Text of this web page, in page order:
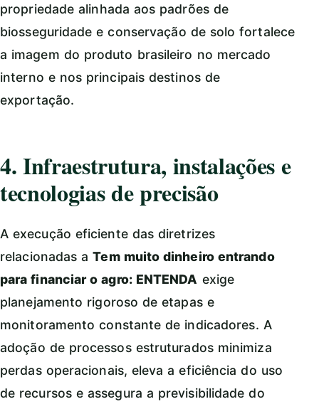
propriedade alinhada aos padrões de
biosseguridade e conservação de solo fortalece
a imagem do produto brasileiro no mercado
interno e nos principais destinos de
exportação.
4. Infraestrutura, instalações e
tecnologias de precisão
A execução eficiente das diretrizes
relacionadas aTem muito dinheiro entrando
para financiar o agro: ENTENDA exige
planejamento rigoroso de etapas e
monitoramento constante de indicadores. A
adoção de processos estruturados minimiza
perdas operacionais, eleva a eficiência do uso
de recursos e assegura a previsibilidade do